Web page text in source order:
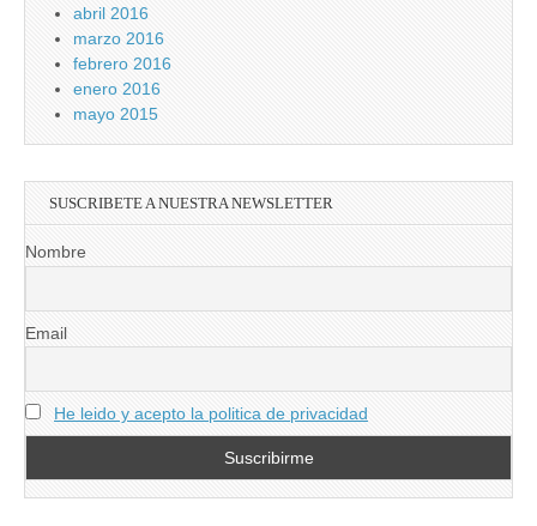
abril 2016
marzo 2016
febrero 2016
enero 2016
mayo 2015
SUSCRIBETE A NUESTRA NEWSLETTER
Nombre
Email
He leido y acepto la politica de privacidad